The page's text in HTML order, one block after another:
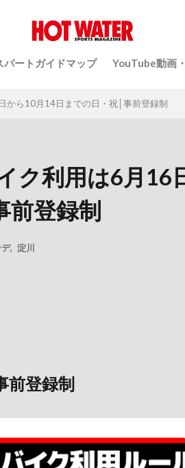
パートガイドマップ YouTube動画
から10月14日までの日・祝│事前登録制
ク利用は6月16
前登録制
デ, 淀川
前登録制